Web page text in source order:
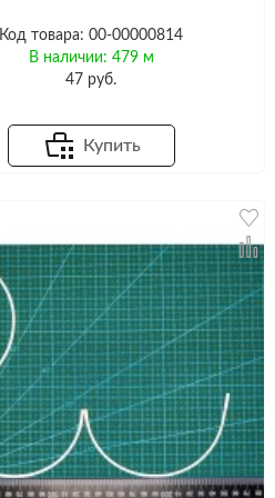
Код товара: 00-00000814
В наличии: 479 м
47 руб.
Купить